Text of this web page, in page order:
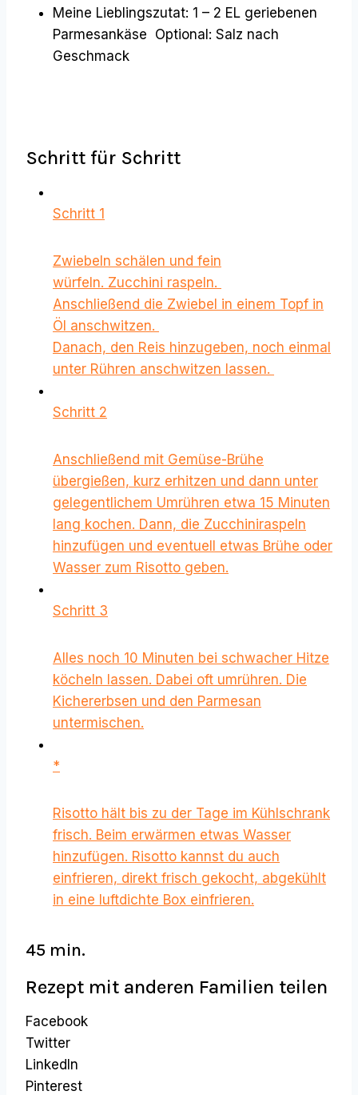
Meine Lieblingszutat: 1 – 2 EL geriebenen
Parmesankäse Optional: Salz nach
Geschmack
Schritt für Schritt
Schritt 1
Zwiebeln schälen und fein
würfeln. Zucchini raspeln.
Anschließend die Zwiebel in einem Topf in
Öl anschwitzen.
Danach, den Reis hinzugeben, noch einmal
unter Rühren anschwitzen lassen.
Schritt 2
Anschließend mit Gemüse-Brühe
übergießen, kurz erhitzen und dann unter
gelegentlichem Umrühren etwa 15 Minuten
lang kochen. Dann, die Zucchiniraspeln
hinzufügen und eventuell etwas Brühe oder
Wasser zum Risotto geben.
Schritt 3
Alles noch 10 Minuten bei schwacher Hitze
köcheln lassen. Dabei oft umrühren. Die
Kichererbsen und den Parmesan
untermischen.
*
Risotto hält bis zu der Tage im Kühlschrank
frisch. Beim erwärmen etwas Wasser
hinzufügen. Risotto kannst du auch
einfrieren, direkt frisch gekocht, abgekühlt
in eine luftdichte Box einfrieren.
45 min.
Rezept mit anderen Familien teilen
Facebook
Twitter
LinkedIn
Pinterest